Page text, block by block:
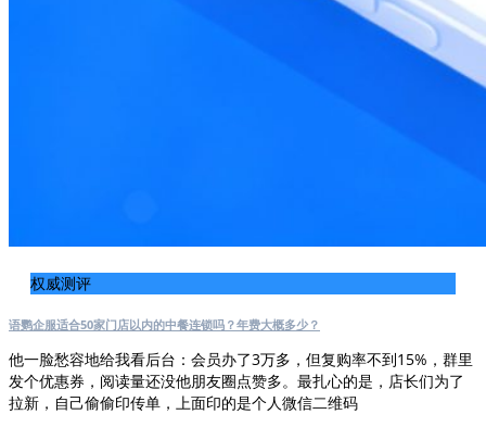
权威测评
语鹦企服适合50家门店以内的中餐连锁吗？年费大概多少？
他一脸愁容地给我看后台：会员办了3万多，但复购率不到15%，群里
发个优惠券，阅读量还没他朋友圈点赞多。最扎心的是，店长们为了
拉新，自己偷偷印传单，上面印的是个人微信二维码